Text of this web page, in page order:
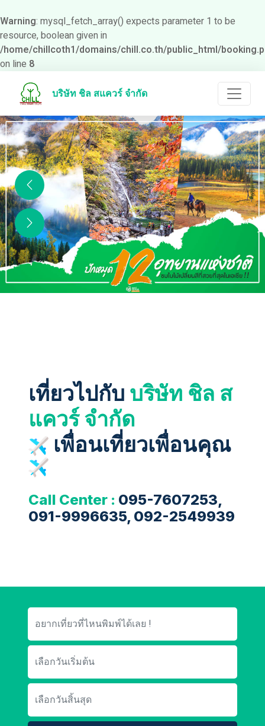
Warning: mysql_fetch_array() expects parameter 1 to be
resource, boolean given in
/home/chillcoth1/domains/chill.co.th/public_html/
on line 8
บริษัท ชิล สแควร์ จำกัด
เที่ยวไปกับ บริษัท ชิล ส
แควร์ จำกัด
เพื่อนเที่ยวเพื่อนคุณ
Call Center : 095-7607253,
091-9996635, 092-2549939